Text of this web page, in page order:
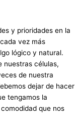
y prioridades en la
vez más
lógico y natural.
nuestras células,
de nuestra
dejar de hacer
tengamos la
que nos